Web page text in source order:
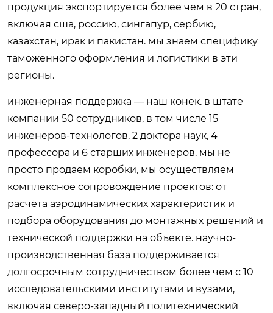
продукция экспортируется более чем в 20 стран,
включая сша, россию, сингапур, сербию,
казахстан, ирак и пакистан. мы знаем специфику
таможенного оформления и логистики в эти
регионы.
инженерная поддержка — наш конек. в штате
компании 50 сотрудников, в том числе 15
инженеров-технологов, 2 доктора наук, 4
профессора и 6 старших инженеров. мы не
просто продаем коробки, мы осуществляем
комплексное сопровождение проектов: от
расчёта аэродинамических характеристик и
подбора оборудования до монтажных решений и
технической поддержки на объекте. научно-
производственная база поддерживается
долгосрочным сотрудничеством более чем с 10
исследовательскими институтами и вузами,
включая северо-западный политехнический